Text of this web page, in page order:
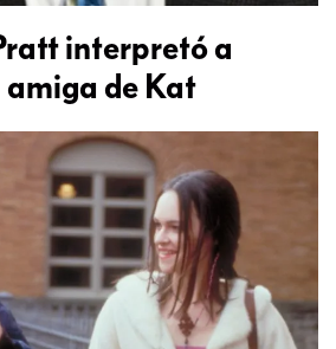
interpretó a
de Kat